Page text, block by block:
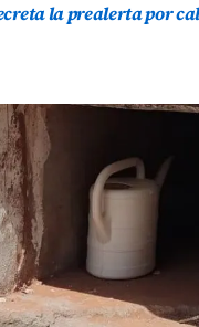
la prealerta por